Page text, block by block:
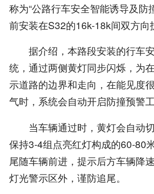
称为“公路行车安全智能诱导及防
前安装在S32的16k-18k间双方向
据介绍，本路段安装的行车
统，通过两侧黄灯同步闪烁，为
示道路的边界和走向，在能见度
气时，系统会自动开启防撞预警工
当车辆通过时，黄灯会自动
保持3-4组点亮红灯构成的60-80
尾随车辆前进，提示后方车辆降
灯光警示区外，谨防追尾。